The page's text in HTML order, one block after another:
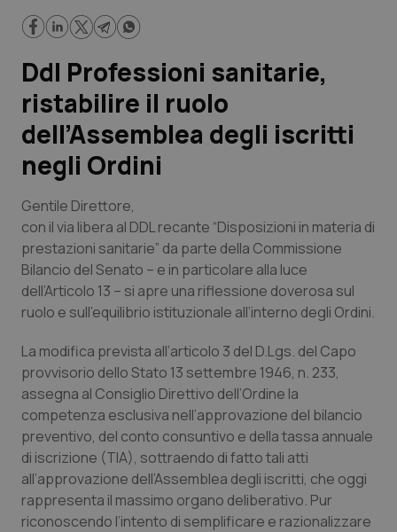
Regioni e Asl
Lavoro e Professioni
Scienza e Farmaci
Studi e Analisi
Lettere al direttore
Edizioni Regionali
QS Pro
Abruzzo
Basilicata
Calabria
Campania
QS Pro Gold
Artrite & artrosi
Asma & BPCO
Car-T
QS Club Newsletter
Ddl Professioni sanitarie,
ristabilire il ruolo
dell’Assemblea degli iscritti
negli Ordini
Gentile Direttore,
con il via libera al DDL recante “Disposizioni in materia di
prestazioni sanitarie” da parte della Commissione
Bilancio del Senato – e in particolare alla luce
dell’Articolo 13 – si apre una riflessione doverosa sul
ruolo e sull’equilibrio istituzionale all’interno degli Ordini.
La modifica prevista all’articolo 3 del D.Lgs. del Capo
provvisorio dello Stato 13 settembre 1946, n. 233,
assegna al Consiglio Direttivo dell’Ordine la
competenza esclusiva nell’approvazione del bilancio
preventivo, del conto consuntivo e della tassa annuale
di iscrizione (TIA), sottraendo di fatto tali atti
all’approvazione dell’Assemblea degli iscritti, che oggi
rappresenta il massimo organo deliberativo. Pur
riconoscendo l’intento di semplificare e razionalizzare